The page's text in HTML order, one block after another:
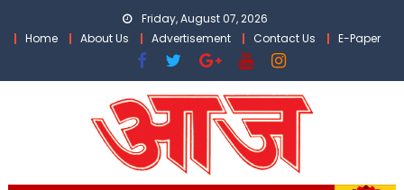
Friday, August 07, 2026
Home
About Us Advertisement Contact Us E-Paper